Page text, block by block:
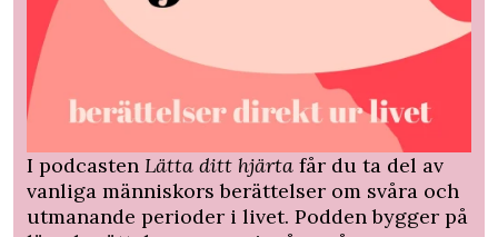
I podcasten Lätta ditt hjärta får du ta del av
vanliga människors berättelser om svåra och
utmanande perioder i livet. Podden bygger på